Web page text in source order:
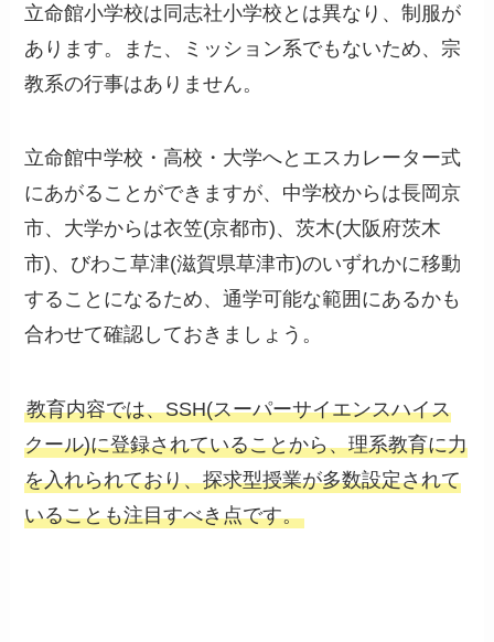
立命館小学校は同志社小学校とは異なり、制服が
あります。また、ミッション系でもないため、宗
教系の行事はありません。
立命館中学校・高校・大学へとエスカレーター式
にあがることができますが、中学校からは長岡京
市、大学からは衣笠(京都市)、茨木(大阪府茨木
市)、びわこ草津(滋賀県草津市)のいずれかに移動
することになるため、通学可能な範囲にあるかも
合わせて確認しておきましょう。
教育内容では、SSH(スーパーサイエンスハイス
クール)に登録されていることから、理系教育に力
を入れられており、探求型授業が多数設定されて
いることも注目すべき点です。